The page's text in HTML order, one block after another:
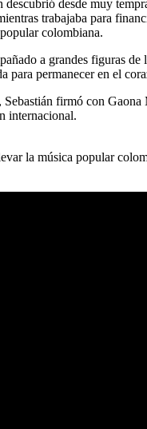
desde muy
trabajaba para
colombiana.
a grandes figuras
permanecer en el
firmó con
internacional.
la música popular